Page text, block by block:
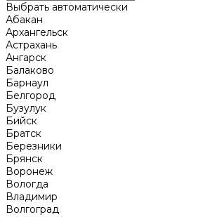
Выбрать автоматически
Абакан
Архангельск
Астрахань
Ангарск
Балаково
Барнаул
Белгород
Бузулук
Бийск
Братск
Березники
Брянск
Воронеж
Вологда
Владимир
Волгоград